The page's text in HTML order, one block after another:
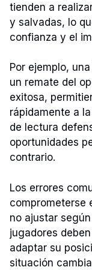
tienden a
y salvadas, lo
confianza y el
Por ejemplo,
un remate del
exitosa,
rápidamente a
de lectura
oportunidades
contrario.
Los errores
comprometerse
no ajustar
jugadores
adaptar su
situación